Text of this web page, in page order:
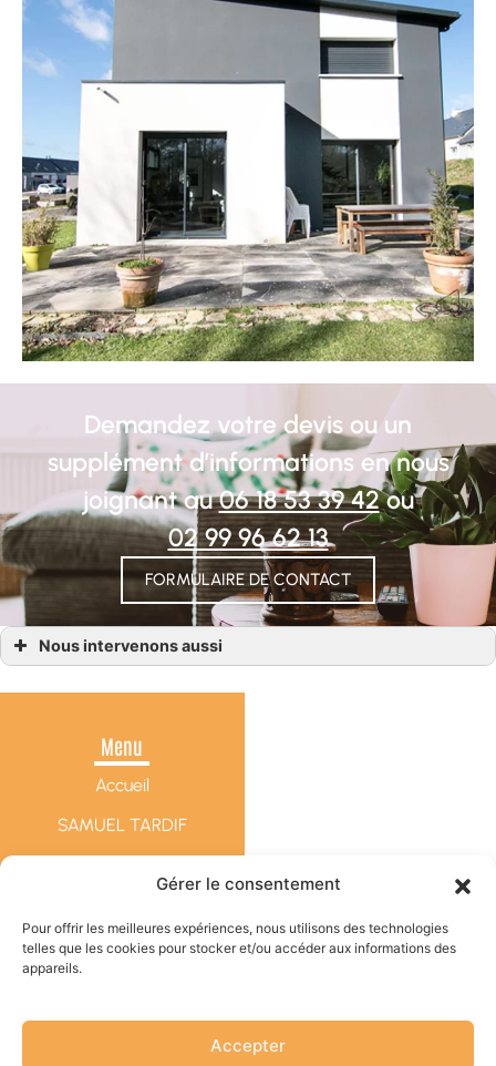
Gérer le consentement
Pour offrir les meilleures expériences, nous utilisons des technologies
telles que les cookies pour stocker et/ou accéder aux informations des
appareils.
Accepter
Demandez votre devis ou un
supplément d’informations en nous
joignant au06 18 53 39 42 ou
02 99 96 62 13
FORMULAIRE DE CONTACT
Nous intervenons aussi
Menu
Accueil
SAMUEL TARDIF
Prestations
SAMUEL TARDIF